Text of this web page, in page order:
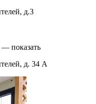
д.3
— показать
д. 34 А